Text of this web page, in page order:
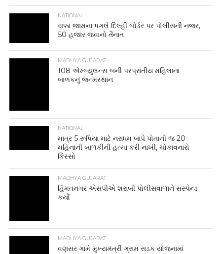
NATIONAL
ચક્કા જામના પગલે દિલ્હી બોર્ડર પર પોલીસની નજર,
50 હજાર જવાનો તૈનાત
MADHYA GUJARAT
108 એમ્બ્યુલન્સ બની પરપ્રાંતીય મહિલાના
બાળકનું જન્મસ્થાન
NATIONAL
માત્ર 5 રૂપિયા માટે નરાધમ બાપે પોતાની જ 20
મહિનાની બાળકીની હત્યા કરી નાખી, ચોંકાવનારો
કિસ્સો
MADHYA GUJARAT
હિંમતનગર એસપીએ શરાબી પોલીસવાળાને સસ્પેન્ડ
કર્યો
MADHYA GUJARAT
વણસર ગામે મુખ્યમંત્રી ગ્રામ સડક યોજનામાં